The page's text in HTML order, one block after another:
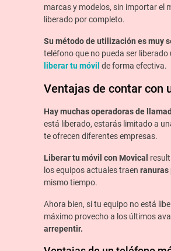
marcas y modelos, sin importar el
liberado por completo.
Su método de utilización es muy
teléfono que no pueda ser
liberar tu móvil de forma efectiva.
Ventajas de contar con
Hay muchas operadoras de
está liberado, estarás limitado a
te ofrecen diferentes empresas.
Liberar tu móvil con Movical
los equipos actuales traen ranuras
mismo tiempo.
Ahora bien, si tu equipo no está
máximo provecho a los últimos
arrepentir.